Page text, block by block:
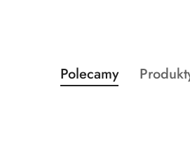
Pomiń karuzelę produktów
Produkty
o
Polecamy